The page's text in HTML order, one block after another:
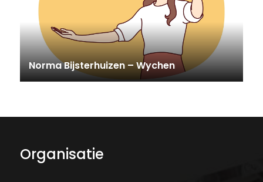
Norma Bijsterhuizen – Wychen
Organisatie